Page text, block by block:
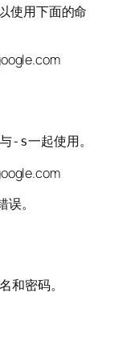
使用下面的命
-s一起使用。
。
和密码。